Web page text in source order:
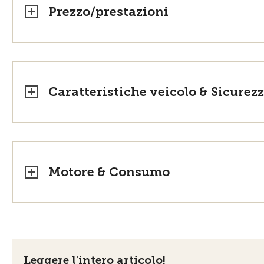
Prezzo/prestazioni
Caratteristiche veicolo &
Motore & Consumo
Leggere l'intero articolo!